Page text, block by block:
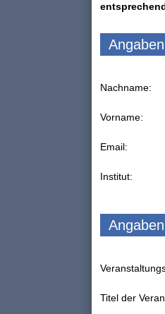
Nachname:
Vorname:
Email:
Institut:
Titel der